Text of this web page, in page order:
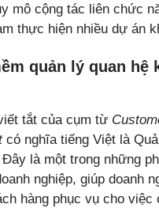
mô cộng tác liên chức
thực hiện nhiều dự án
quản lý quan hệ
tắt của cụm từ
có nghĩa tiếng Việt là
là một trong những
nghiệp, giúp doanh
hàng phục vụ cho việc